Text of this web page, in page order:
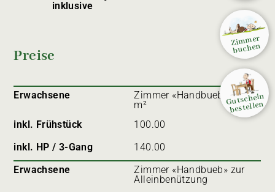
Zimmer
buchen
Gutschein
bestellen
inklusive
Preise
Erwachsene
Zimmer «Handbueb» 13
m²
inkl. Frühstück
100.00
inkl. HP / 3-Gang
140.00
Erwachsene
Zimmer «Handbueb» zur
Alleinbenützung